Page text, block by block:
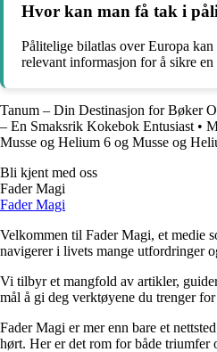
Hvor kan man få tak i
Pålitelige bilatlas over Europa
relevant informasjon for å sikre
Tanum – Din Destinasjon for Bøker
– En Smaksrik Kokebok Entusiast •
Musse og Helium 6 og Musse og
Bli kjent med oss
Fader Magi
Fader Magi
Velkommen til Fader Magi, et medie
navigerer i livets mange utfordringer
Vi tilbyr et mangfold av artikler,
mål å gi deg verktøyene du trenger
Fader Magi er mer enn bare et
hørt. Her er det rom for både